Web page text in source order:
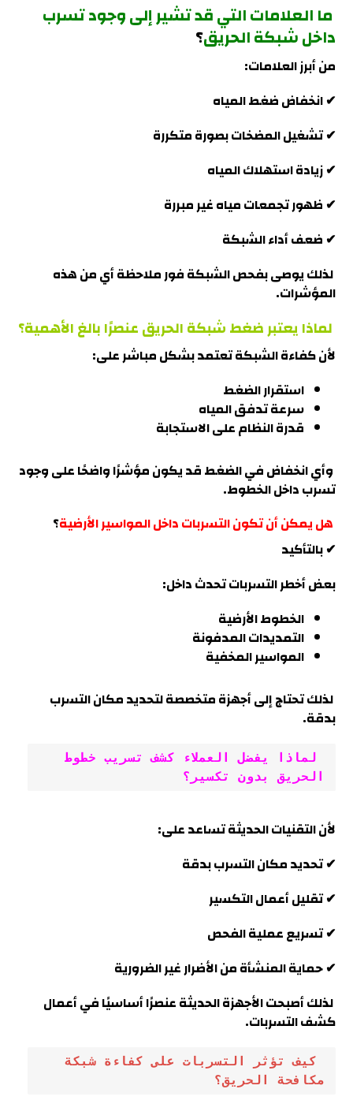
ما العلامات التي قد تشير إلى وجود تسرب
داخل شبكة الحريق؟
من أبرز العلامات:
✔ انخفاض ضغط المياه
✔ تشغيل المضخات بصورة متكررة
✔ زيادة استهلاك المياه
✔ ظهور تجمعات مياه غير مبررة
✔ ضعف أداء الشبكة
لذلك يوصى بفحص الشبكة فور ملاحظة أي من هذه
المؤشرات.
لماذا يعتبر ضغط شبكة الحريق عنصرًا بالغ الأهمية؟
لأن كفاءة الشبكة تعتمد بشكل مباشر على:
استقرار الضغط
سرعة تدفق المياه
قدرة النظام على الاستجابة
وأي انخفاض في الضغط قد يكون مؤشرًا واضحًا على وجود
تسرب داخل الخطوط.
هل يمكن أن تكون التسربات داخل المواسير الأرضية؟
✔ بالتأكيد
بعض أخطر التسربات تحدث داخل:
الخطوط الأرضية
التمديدات المدفونة
المواسير المخفية
لذلك تحتاج إلى أجهزة متخصصة لتحديد مكان التسرب
بدقة.
الحريق بدون تكسير؟
لأن التقنيات الحديثة تساعد على:
✔ تحديد مكان التسرب بدقة
✔ تقليل أعمال التكسير
✔ تسريع عملية الفحص
✔ حماية المنشأة من الأضرار غير الضرورية
لذلك أصبحت الأجهزة الحديثة عنصرًا أساسيًا في أعمال
كشف التسربات.
مكافحة الحريق؟